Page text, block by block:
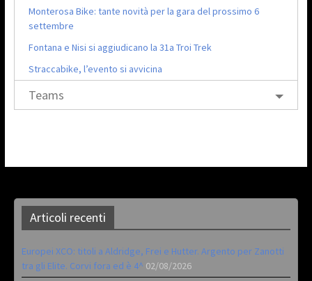
Monterosa Bike: tante novità per la gara del prossimo 6
settembre
Fontana e Nisi si aggiudicano la 31a Troi Trek
Straccabike, l’evento si avvicina
Teams
Articoli recenti
Europei XCO: titoli a Aldridge, Frei e Hutter. Argento per Zanotti
tra gli Elite. Corvi fora ed è 4^ 02/08/2026